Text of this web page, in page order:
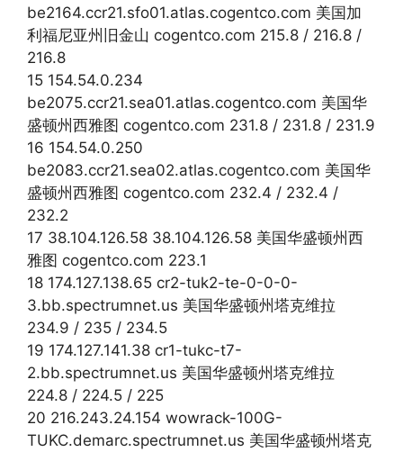
be2164.ccr21.sfo01.atlas.cogentco.com 美国加
利福尼亚州旧金山 cogentco.com 215.8 / 216.8 /
216.8
15 154.54.0.234
be2075.ccr21.sea01.atlas.cogentco.com 美国华
盛顿州西雅图 cogentco.com 231.8 / 231.8 / 231.9
16 154.54.0.250
be2083.ccr21.sea02.atlas.cogentco.com 美国华
盛顿州西雅图 cogentco.com 232.4 / 232.4 /
232.2
17 38.104.126.58 38.104.126.58 美国华盛顿州西
雅图 cogentco.com 223.1
18 174.127.138.65 cr2-tuk2-te-0-0-0-
3.bb.spectrumnet.us 美国华盛顿州塔克维拉
234.9 / 235 / 234.5
19 174.127.141.38 cr1-tukc-t7-
2.bb.spectrumnet.us 美国华盛顿州塔克维拉
224.8 / 224.5 / 225
20 216.243.24.154 wowrack-100G-
TUKC.demarc.spectrumnet.us 美国华盛顿州塔克